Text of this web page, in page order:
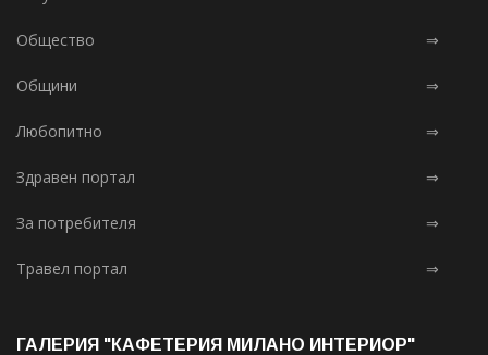
Общество ⇒
Общини ⇒
Любопитно ⇒
Здравен портал ⇒
За потребителя ⇒
Травел портал ⇒
ГАЛЕРИЯ "КАФЕТЕРИЯ МИЛАНО ИНТЕРИОР"